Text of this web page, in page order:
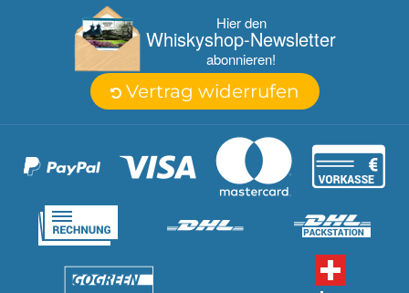
Hier den
Whisky­shop-Newsletter
abonnieren!
Vertrag widerrufen